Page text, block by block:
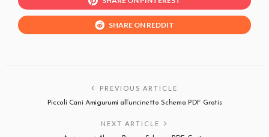
SHARE ON REDDIT
PREVIOUS ARTICLE
Piccoli Cani Amigurumi all’uncinetto Schema PDF Gratis
NEXT ARTICLE